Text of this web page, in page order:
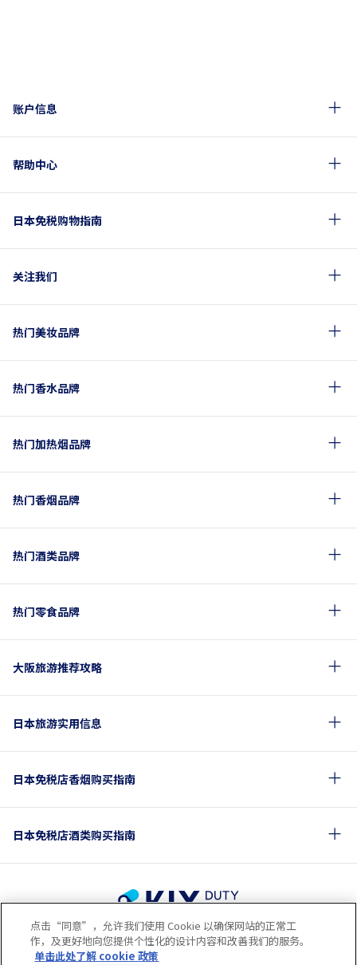
账户信息
帮助中心
日本免税购物指南
关注我们
热门美妆品牌
热门香水品牌
热门加热烟品牌
热门香烟品牌
热门酒类品牌
热门零食品牌
大阪旅游推荐攻略
日本旅游实用信息
日本免税店香烟购买指南
日本免税店酒类购买指南
使用条款 隐私保护条款
Cookie政策
关于社交媒体使用规章
点击“同意”，允许我们使用 Cookie 以确保网站的正常工
作，及更好地向您提供个性化的设计内容和改善我们的服务。
单击此处了解 cookie 政策